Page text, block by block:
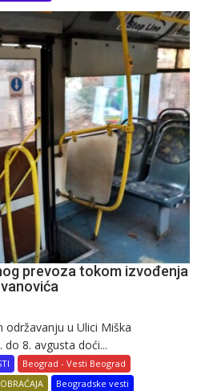
prevoza tokom izvođenja
u Ulici Miška
do 8. avgusta doći...
Beograd - Vesti Beograd
Beogradske vesti